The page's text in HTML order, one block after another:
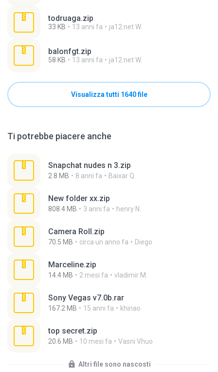
todruaga.zip
33 KB 13 anni fa ja12.net W.
balonfgt.zip
58 KB 13 anni fa ja12.net W.
Visualizza tutti 1640 file
Ti potrebbe piacere anche
Snapchat nudes n 3.zip
2.8 MB 8 anni fa Baixar Q.
New folder xx.zip
808.4 MB 3 anni fa henry N.
Camera Roll.zip
70.5 MB circa un anno fa Diego
Marceline.zip
14.4 MB 2 mesi fa vladimir M.
Sony Vegas v7.0b.rar
167.2 MB 15 anni fa khinao
top secret.zip
20.6 MB 10 mesi fa Vasni Vhuo
Altri file sono nascosti